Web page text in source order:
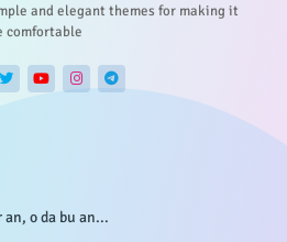
and elegant themes for making it
comfortable
an, o da bu an...